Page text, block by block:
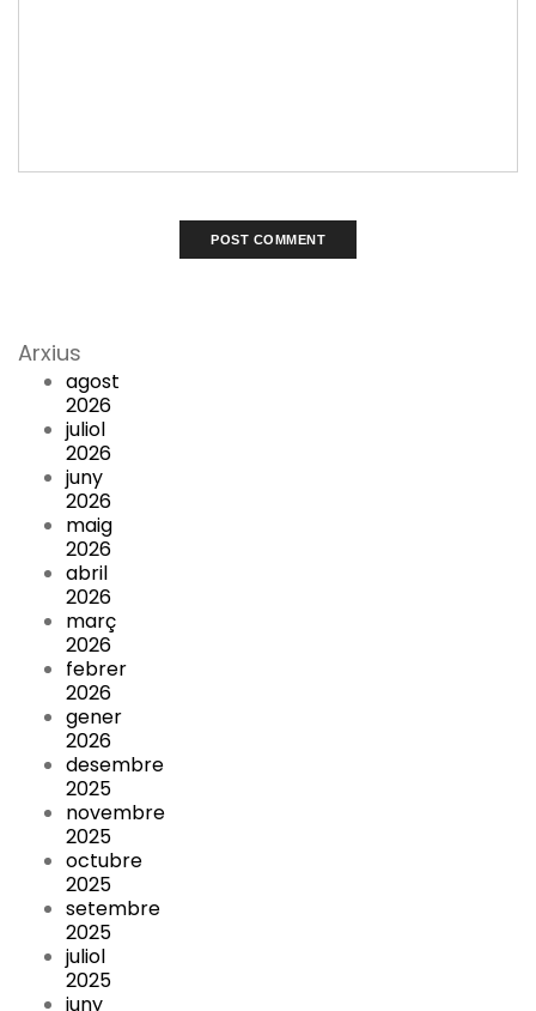
Arxius
agost
2026
juliol
2026
juny
2026
maig
2026
abril
2026
març
2026
febrer
2026
gener
2026
desembre
2025
novembre
2025
octubre
2025
setembre
2025
juliol
2025
juny